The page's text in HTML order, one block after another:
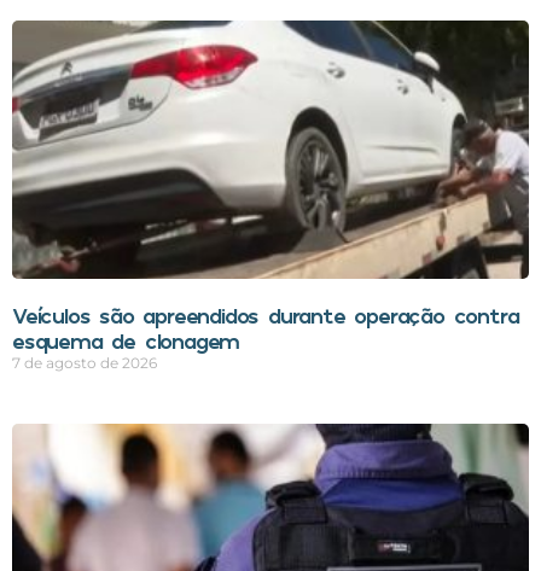
Veículos são apreendidos durante operação contra
esquema de clonagem
7 de agosto de 2026